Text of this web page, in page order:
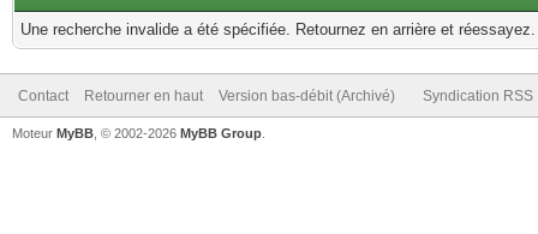
Une recherche invalide a été spécifiée. Retournez en arrière et réessayez.
Contact Retourner en haut Version bas-débit (Archivé) Syndication RSS
Moteur MyBB , © 2002-2026 MyBB Group